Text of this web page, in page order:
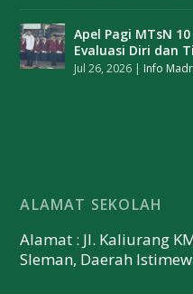
Apel Pagi MTsN
Evaluasi Diri dan
Jul 26, 2026 | Info
ALAMAT SEKOLAH
Alamat : Jl. Kaliurang
Sleman, Daerah